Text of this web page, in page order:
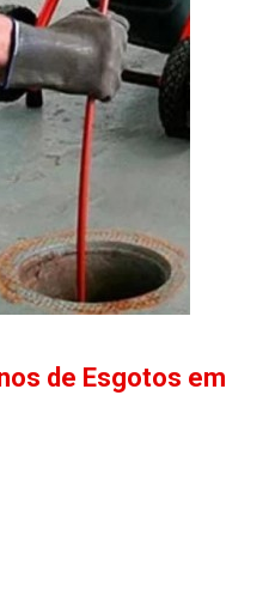
de Esgotos em